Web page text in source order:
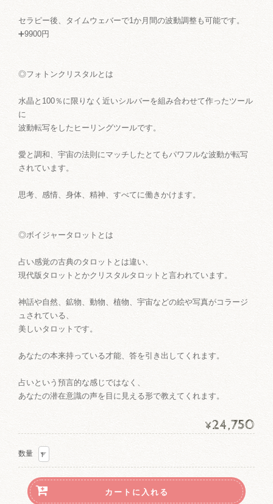
セラピー後、タイムウェバーで1か月間の波動調整も可能です。
➕9900円
◎フォトンクリスタルとは
水晶と100％に限りなく近いシルバーを組み合わせて作ったツール
に
波動転写をしたヒーリングツールです。
愛と調和、宇宙の法則にマッチしたとてもパワフルな波動が転写
されています。
思考、感情、身体、精神、すべてに働きかけます。
◎ボイジャータロットとは
占い感覚の古典のタロットとは違い、
現代版タロットとかクリスタルタロットと言われています。
神話や自然、鉱物、動物、植物、宇宙などの絵や写真がコラージ
ュされている、
美しいタロットです。
あなたの本来持っている才能、答を引き出してくれます。
占いという預言的な感じではなく、
あなたの潜在意識の声を目に見える形で教えてくれます。
¥24,750
数量